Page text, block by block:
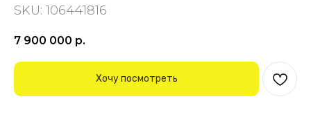
SKU: 106441816
7 900 000 р.
Хочу посмотреть